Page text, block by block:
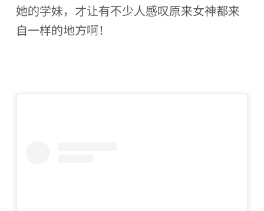
她的学妹，才让有不少人感叹原来女神都来
自一样的地方啊！